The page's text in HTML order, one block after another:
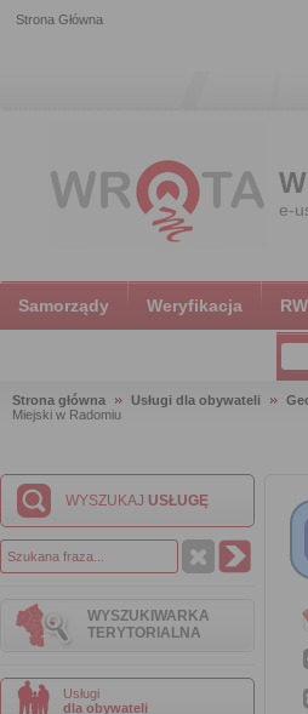
Strona Główna
e-
Samorządy Weryfikacja
Strona główna Usługi dla obywateli
Miejski w Radomiu
WYSZUKAJ USŁUGĘ
WYSZUKIWARKA
TERYTORIALNA
Usługi
dla obywateli